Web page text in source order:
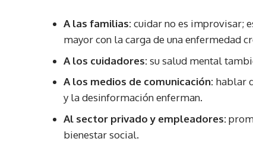
A las familias:cuidar no es improvisar;
mayor con la carga de una enfermedad
A los cuidadores:su salud mental
A los medios de comunicación: hablar
y la desinformación enferman.
Al sector privado y empleadores:
bienestar social.